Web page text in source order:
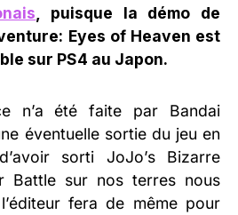
, puisque la démo de
Eyes of Heaven est
sur PS4 au Japon.
n’a été faite par Bandai
éventuelle sortie du jeu en
sorti JoJo’s Bizarre
Battle sur nos terres nous
fera de même pour